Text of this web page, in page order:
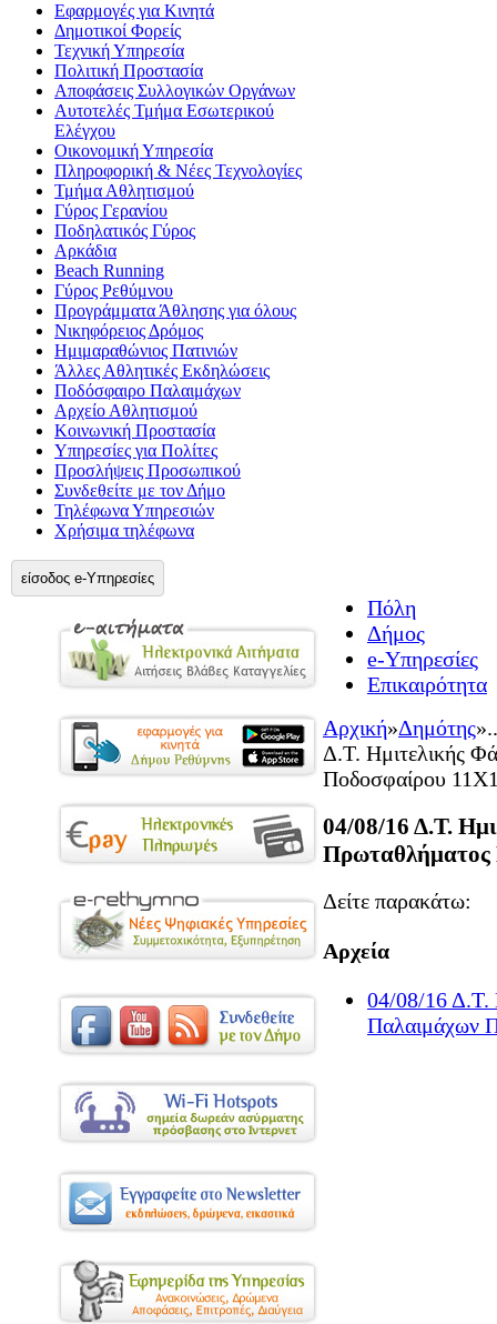
Εφαρμογές για Κινητά
Δημοτικοί Φορείς
Τεχνική Υπηρεσία
Πολιτική Προστασία
Αποφάσεις Συλλογικών Οργάνων
Αυτοτελές Τμήμα Εσωτερικού
Ελέγχου
Οικονομική Υπηρεσία
Πληροφορική & Νέες Τεχνολογίες
Τμήμα Αθλητισμού
Γύρος Γερανίου
Ποδηλατικός Γύρος
Αρκάδια
Beach Running
Γύρος Ρεθύμνου
Προγράμματα Άθλησης για όλους
Νικηφόρειος Δρόμος
Ημιμαραθώνιος Πατινιών
Άλλες Αθλητικές Εκδηλώσεις
Ποδόσφαιρο Παλαιμάχων
Αρχείο Αθλητισμού
Κοινωνική Προστασία
Υπηρεσίες για Πολίτες
Προσλήψεις Προσωπικού
Συνδεθείτε με τον Δήμο
Τηλέφωνα Υπηρεσιών
Χρήσιμα τηλέφωνα
είσοδος e-Υπηρεσίες
Πόλη
Δήμος
e-Υπηρεσίες
Επικαιρότητα
Αρχική»Δημότης»
Δ.Τ. Ημιτελικής
Ποδοσφαίρου
04/08/16 Δ.Τ.
Πρωταθλήματος
Δείτε παρακάτω:
Αρχεία
04/08/16 Δ.Τ.
Παλαιμάχων